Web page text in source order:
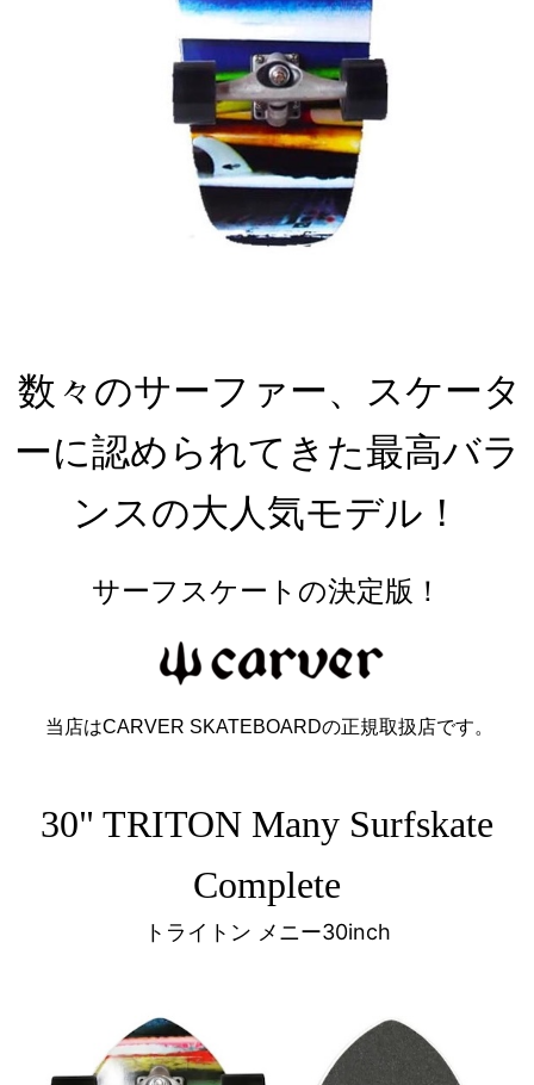
数々のサーファー、スケータ
ーに認められてきた最高バラ
ンスの大人気モデル！
サーフスケートの決定版！
当店はCARVER SKATEBOARDの正規取扱店です。
30" TRITON Many Surfskate
Complete
トライトン メニー30inch